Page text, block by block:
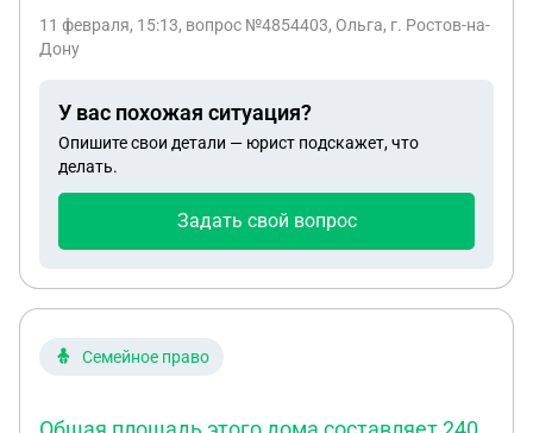
11 февраля, 15:13, вопрос №4854403, Ольга, г. Ростов-на-
Дону
У вас похожая ситуация?
Опишите свои детали — юрист подскажет, что
делать.
Задать свой вопрос
Семейное право